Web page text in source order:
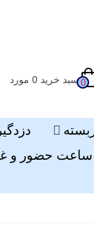
0 سبد خرید 0 مورد
ساعت حضور و